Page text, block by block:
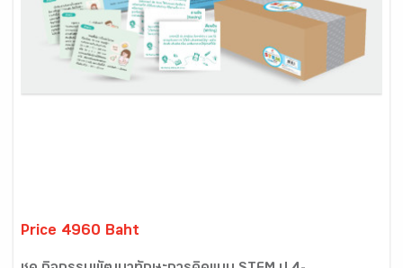
Price 4960 Baht